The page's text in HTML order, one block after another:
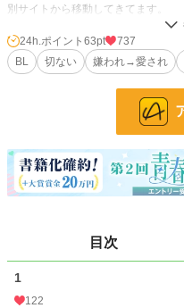
別サイトから移動してきてます。
小説 14,816 位 / 228,928
文字数 18,445
2022.03.24 10:01
週間ポイント
24h.ポイント 63pt
737
BL
切ない 嫌われ→愛され
目次
1
122